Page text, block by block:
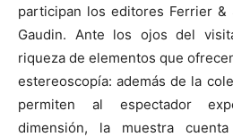
participan los editores Ferrier &
Gaudin. Ante los ojos del
riqueza de elementos que
estereoscopía: además de la
permiten al espectador
dimensión, la muestra